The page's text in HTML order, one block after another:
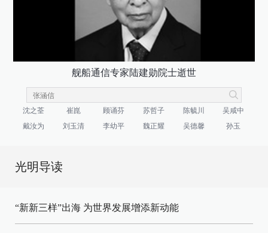
舰船通信专家陆建勋院士逝世
沈之荃 崔崑 顾诵芬 苏哲子 陈毓川
吴咸中
戴汝为
刘玉清 李幼平 魏正耀 吴德馨 孙玉
光明导读
“新新三样”出海 为世界发展增添新动能